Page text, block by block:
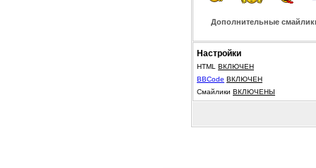
Дополнительные
Настройки
HTML ВКЛЮЧЕН
BBCode ВКЛЮЧЕН
Смайлики ВКЛЮЧЕНЫ